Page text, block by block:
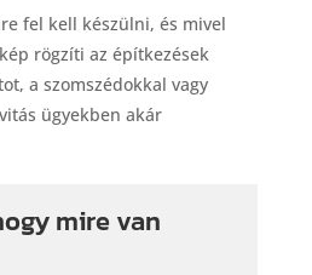
fel kell készülni, és mivel
rögzíti az építkezések
a szomszédokkal vagy
ügyekben akár
mire van